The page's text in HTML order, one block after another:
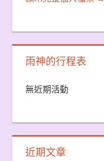
雨神的行程表
無近期活動
近期文章